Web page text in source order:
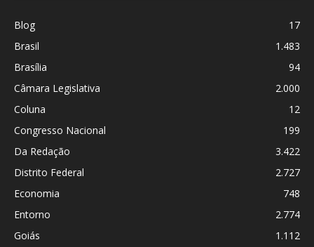
Blog
17
Brasil
1.483
Brasília
94
Câmara Legislativa
2.000
Coluna
12
Congresso Nacional
199
Da Redação
3.422
Distrito Federal
2.727
Economia
748
Entorno
2.774
Goiás
1.112